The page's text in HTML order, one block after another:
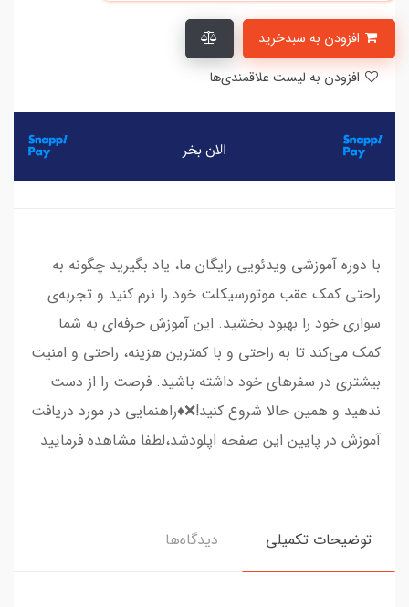
با دوره آموزشی ویدئویی رایگان ما، یاد بگیرید چگونه به
راحتی کمک عقب موتورسیکلت خود را نرم کنید و تجربه‌ی
سواری خود را بهبود بخشید. این آموزش حرفه‌ای به شما
کمک می‌کند تا به راحتی و با کمترین هزینه، راحتی و امنیت
بیشتری در سفرهای خود داشته باشید. فرصت را از دست
ندهید و همین حالا شروع کنید!❌♦️راهنمایی در مورد دریافت
آموزش در پایین این صفحه اپلودشد،لطفا مشاهده فرمایید
توضیحات تکمیلی دیدگاه‌ها